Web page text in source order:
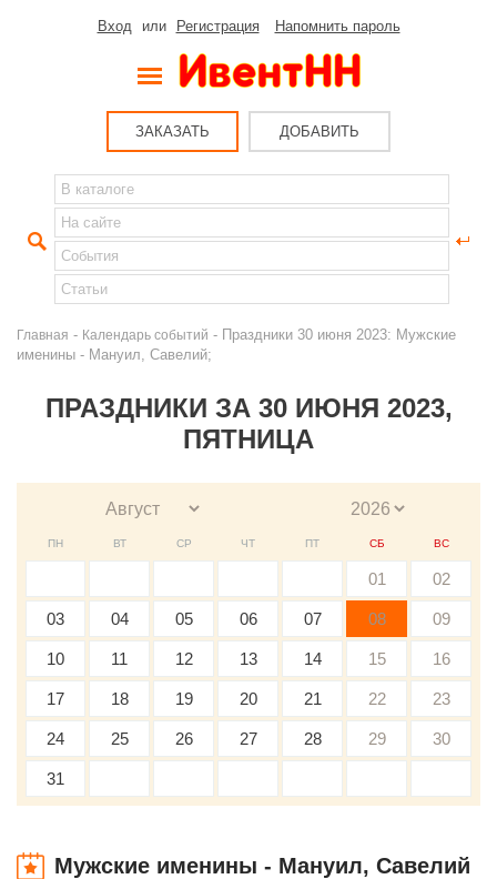
Вход или Регистрация Напомнить пароль
ЗАКАЗАТЬ ДОБАВИТЬ
Главная - Календарь событий - Праздники 30 июня 2023: Мужские
именины - Мануил, Савелий;
ПРАЗДНИКИ ЗА 30 ИЮНЯ 2023,
ПЯТНИЦА
ПН ВТ СР ЧТ ПТ СБ ВС
01 02
03 04 05 06 07 08 09
10 11 12 13 14 15 16
17 18 19 20 21 22 23
24 25 26 27 28 29 30
31
Мужские именины - Мануил, Савелий